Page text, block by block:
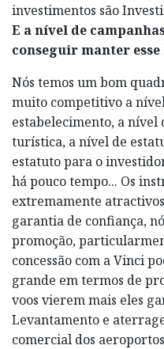
investimentos são
E a nível de
conseguir manter
Nós temos um bom
muito competitivo a
estabelecimento, a
turística, a nível de
estatuto para o
há pouco tempo... Os
extremamente
garantia de confiança,
promoção,
concessão com a Vinci
grande em termos de
voos vierem mais eles
Levantamento e
comercial dos